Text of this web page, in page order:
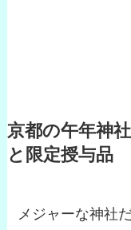
京都の午年神
と限定授与品
メジャーな神社